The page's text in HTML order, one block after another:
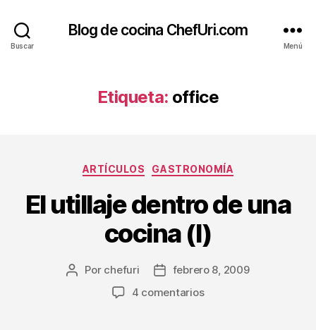
Buscar
Blog de cocina ChefUri.com
Menú
Etiqueta: office
Categorías
ARTÍCULOS GASTRONOMÍA
El utillaje dentro de una
cocina (I)
Autor
Por chefuri
Fechafebrero 8, 2009
4 comentariosen